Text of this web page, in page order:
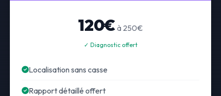
120€ à 250€
✓ Diagnostic offert
Localisation sans casse
Rapport détaillé offert